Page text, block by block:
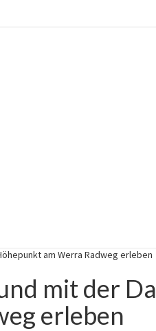
am Werra Radweg erleben
mit der
erleben